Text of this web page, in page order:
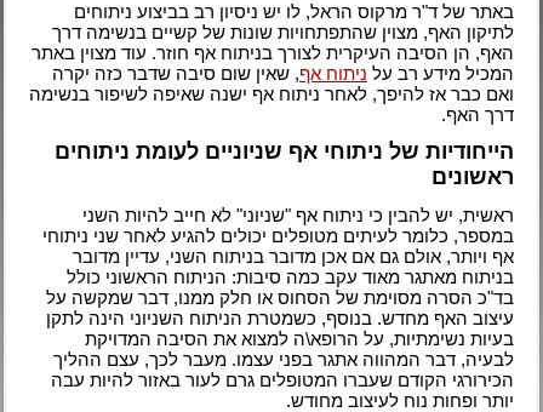
באתר של ד"ר מרקוס הראל, לו יש ניסיון רב בביצוע ניתוחים
לתיקון האף, מצוין שהתפתחויות שונות של קשיים בנשימה דרך
האף, הן הסיבה העיקרית לצורך בניתוח אף חוזר. עוד מצוין באתר
המכיל מידע רב על ניתוח אף, שאין שום סיבה שדבר כזה יקרה
ואם כבר אז להיפך, לאחר ניתוח אף ישנה שאיפה לשיפור בנשימה
דרך האף.
הייחודיות של ניתוחי אף שניוניים לעומת ניתוחים
ראשונים
ראשית, יש להבין כי ניתוח אף "שניוני" לא חייב להיות השני
במספר, כלומר לעיתים מטופלים יכולים להגיע לאחר שני ניתוחי
אף ויותר, אולם גם אם אכן מדובר בניתוח השני, עדיין מדובר
בניתוח מאתגר מאוד עקב כמה סיבות: הניתוח הראשוני כולל
בד"כ הסרה מסוימת של הסחוס או חלק ממנו, דבר שמקשה על
עיצוב האף מחדש. בנוסף, כשמטרת הניתוח השניוני הינה לתקן
בעיות נשימתיות, על הרופא\ה למצוא את הסיבה המדויקת
לבעיה, דבר המהווה אתגר בפני עצמו. מעבר לכך, עצם ההליך
הכירורגי הקודם שעברו המטופלים גרם לעור באזור להיות עבה
יותר ופחות נוח לעיצוב מחודש.